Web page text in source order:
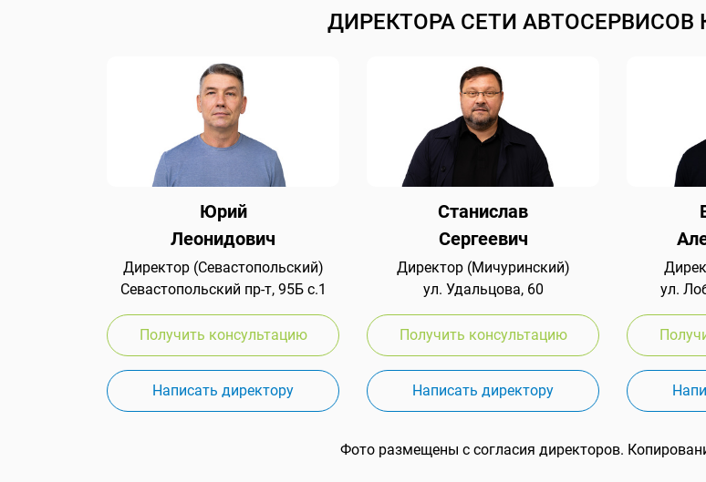
ДИРЕКТОРА СЕТИ
Юрий
Леонидович
Директор (Севастопольский)
Севастопольский пр-т, 95Б с.1
Получить консультацию
Написать директору
Станислав
Сергеевич
Директор (Мичуринский)
ул. Удальцова, 60
Получить консультацию
Написать директору
ул.
Фото размещены с согласия директоров.